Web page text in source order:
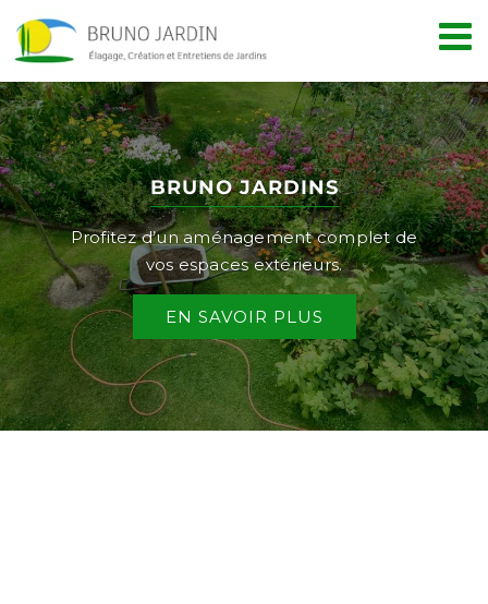
Passer
au
BRUNO JARDINS
Profitez d’un aménagement complet de
vos espaces extérieurs.
EN SAVOIR PLUS